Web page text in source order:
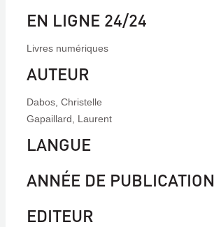
EN LIGNE 24/24
Livres numériques
AUTEUR
Dabos, Christelle
Gapaillard, Laurent
LANGUE
ANNÉE DE PUBLICATION
EDITEUR